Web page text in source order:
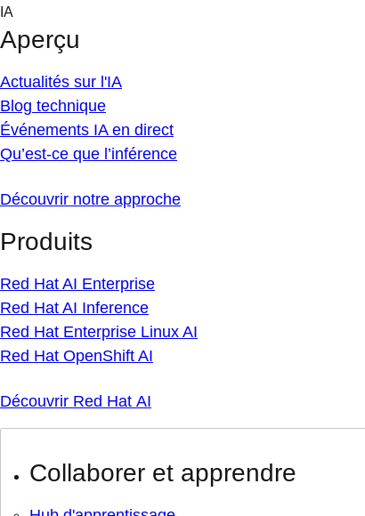
Skip
content
IA
Aperçu
Actualités sur l'IA
Blog technique
Événements IA en direct
Qu’est-ce que l’inférence
Découvrir notre approche
Produits
Red Hat AI Enterprise
Red Hat AI Inference
Red Hat Enterprise Linux AI
Red Hat OpenShift AI
Découvrir Red Hat AI
Collaborer et apprendre